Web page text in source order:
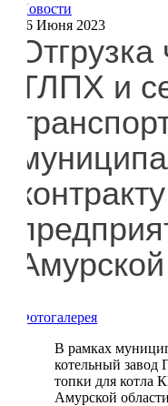
Новости
16 Июня 2023
ТЛПХ и
Фотогалерея
В рамках
котельный завод
топки для котла
Амурской